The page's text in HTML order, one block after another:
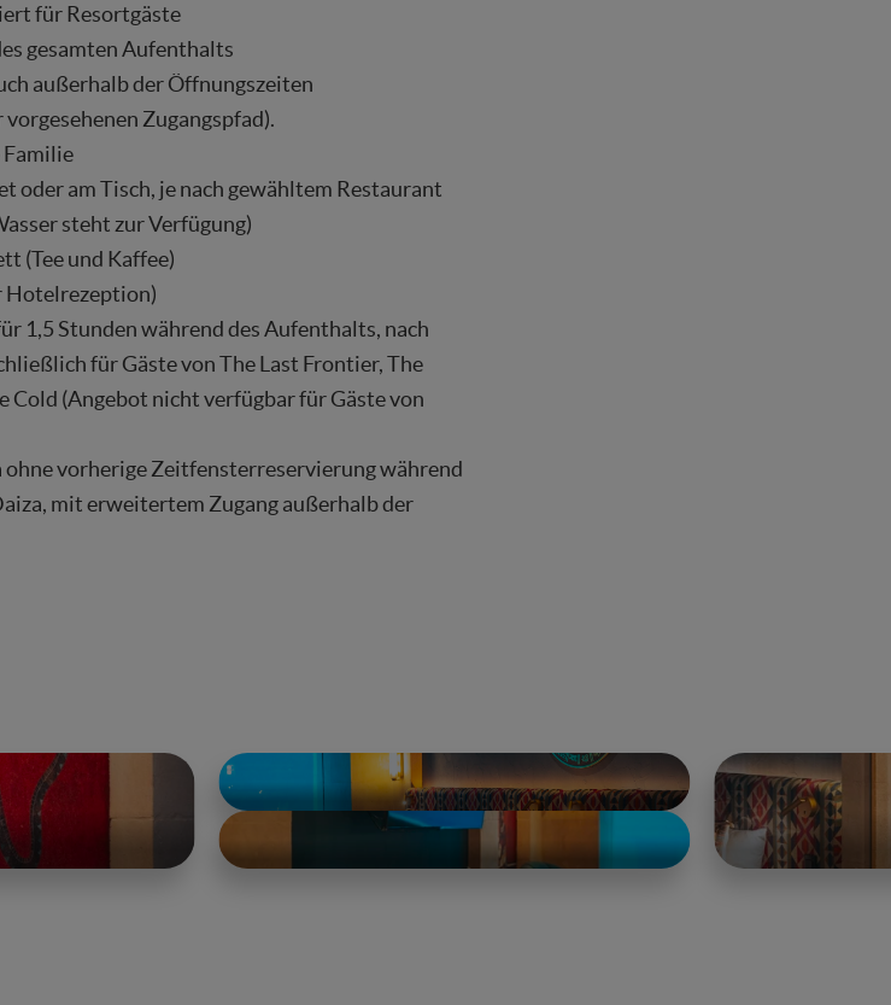
für Resortgäste
gesamten Aufenthalts
außerhalb der Öffnungszeiten
Zugangspfad).
oder am Tisch, je nach gewähltem Restaurant
steht zur Verfügung)
(Tee und Kaffee)
Hotelrezeption)
1,5 Stunden während des Aufenthalts, nach
für Gäste von The Last Frontier, The
Cold (Angebot nicht verfügbar für Gäste von
ohne vorherige Zeitfensterreservierung während
mit erweitertem Zugang außerhalb der